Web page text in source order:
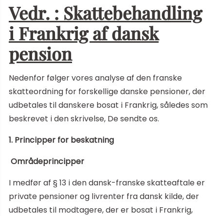
Vedr. : Skattebehandling
i Frankrig af dansk
pension
Nedenfor følger vores analyse af den franske
skatteordning for forskellige danske pensioner, der
udbetales til danskere bosat i Frankrig, således som
beskrevet i den skrivelse, De sendte os.
1. Principper for beskatning
Områdeprincipper
I medfør af § 13 i den dansk-franske skatteaftale er
private pensioner og livrenter fra dansk kilde, der
udbetales til modtagere, der er bosat i Frankrig,